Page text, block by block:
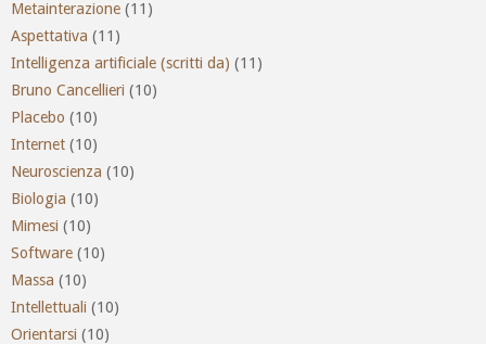
Metainterazione (11)
Aspettativa (11)
Intelligenza artificiale (scritti da) (11)
Bruno Cancellieri (10)
Placebo (10)
Internet (10)
Neuroscienza (10)
Biologia (10)
Mimesi (10)
Software (10)
Massa (10)
Intellettuali (10)
Orientarsi (10)